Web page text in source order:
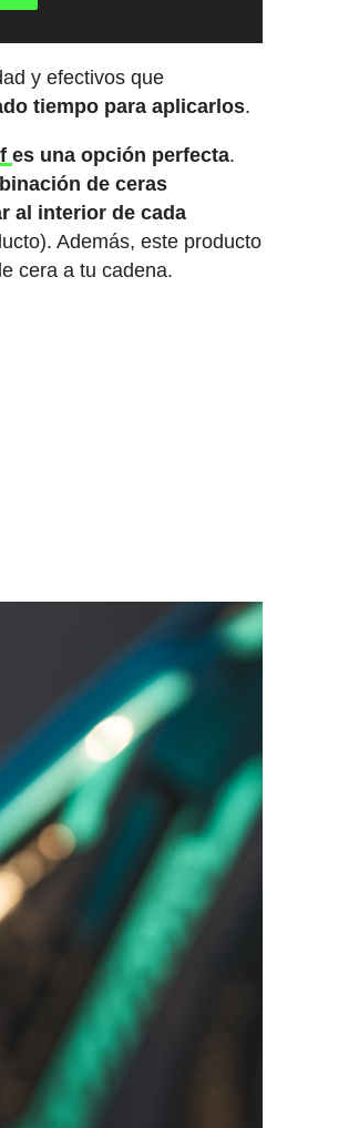
y efectivos que
tiempo para aplicarlos.
es una opción perfecta.
de ceras
al interior de cada
Además, este producto
cera a tu cadena.